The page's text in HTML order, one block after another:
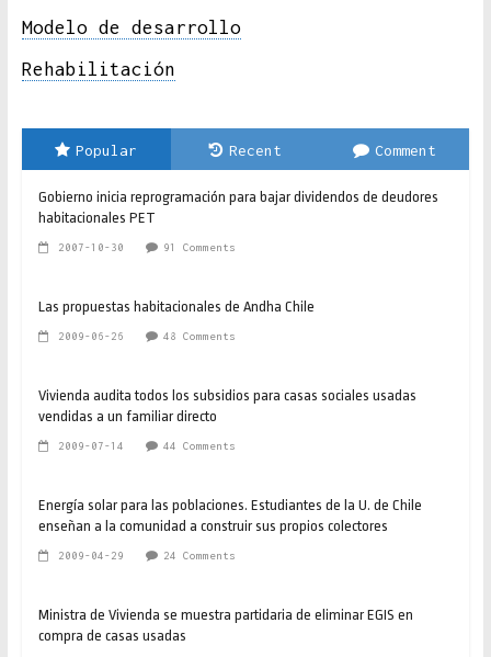
Modelo de desarrollo
Rehabilitación
Popular Recent Comment
Gobierno inicia reprogramación para bajar dividendos de deudores
habitacionales PET
2007-10-30 91 Comments
Las propuestas habitacionales de Andha Chile
2009-06-26 48 Comments
Vivienda audita todos los subsidios para casas sociales usadas
vendidas a un familiar directo
2009-07-14 44 Comments
Energía solar para las poblaciones. Estudiantes de la U. de Chile
enseñan a la comunidad a construir sus propios colectores
2009-04-29 24 Comments
Ministra de Vivienda se muestra partidaria de eliminar EGIS en
compra de casas usadas